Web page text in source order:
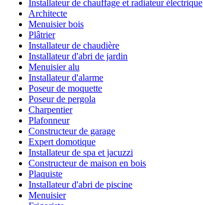
Installateur de chauffage et radiateur électrique
Architecte
Menuisier bois
Plâtrier
Installateur de chaudière
Installateur d'abri de jardin
Menuisier alu
Installateur d'alarme
Poseur de moquette
Poseur de pergola
Charpentier
Plafonneur
Constructeur de garage
Expert domotique
Installateur de spa et jacuzzi
Constructeur de maison en bois
Plaquiste
Installateur d'abri de piscine
Menuisier